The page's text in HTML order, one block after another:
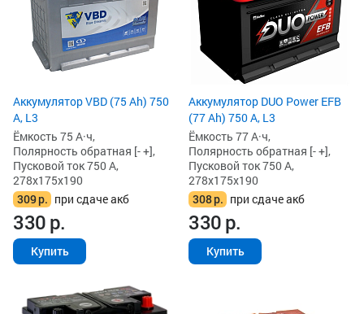
Аккумулятор VBD (75 Ah) 750
А, L3
Ёмкость 75 А·ч,
Полярность обратная [- +],
Пусковой ток 750 А,
278x175x190
309р. при сдаче акб
330р.
Купить
Аккумулятор DUO Power EFB
(77 Ah) 750 А, L3
Ёмкость 77 А·ч,
Полярность обратная [- +],
Пусковой ток 750 А,
278x175x190
308р. при сдаче акб
330р.
Купить